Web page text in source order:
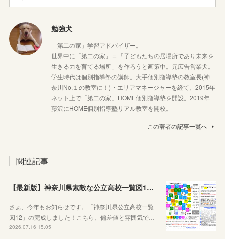
勉強犬
「第二の家」学習アドバイザー。
世界中に「第二の家」＝「子どもたちの居場所であり未来を
生きる力を育てる場所」を作ろうと画策中。元広告営業犬。
学生時代は個別指導塾の講師。大手個別指導塾の教室長(神
奈川No,１の教室に！)・エリアマネージャーを経て、2015年
ネット上で「第二の家」HOME個別指導塾を開設。2019年
藤沢にHOME個別指導塾リアル教室を開校。
この著者の記事一覧へ
関連記事
【最新版】神奈川県素敵な公立高校一覧図12が完成しました！
さぁ、今年もお知らせです。「神奈川県公立高校一覧
図12」の完成しました！こちら、偏差値と雰囲気で…
2026.07.16 15:05